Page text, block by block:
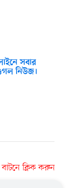
সবার
নিউজ।
ক্লিক করুন